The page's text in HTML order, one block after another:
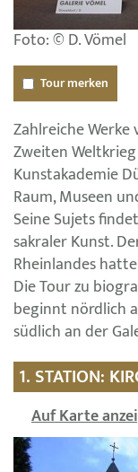
Foto: © D. Vömel
Tour merken
Zahlreiche
Zweiten
Kunstakademie
Raum, Museen
Seine Sujets
sakraler Kunst.
Rheinlandes
Die Tour zu
beginnt nördlich
südlich an der
1. STATION:
Auf Karte